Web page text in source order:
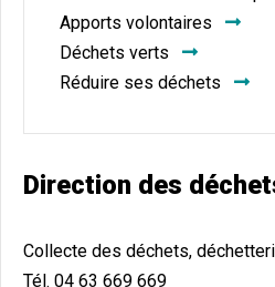
Apports volontaires
Déchets verts
Réduire ses déchets
Direction des
Collecte des déchets,
Tél. 04 63 669 669